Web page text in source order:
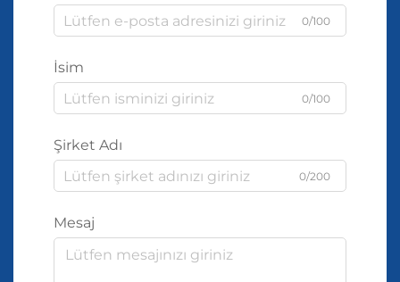
0/100
İsim
0/100
Şirket Adı
0/200
Mesaj